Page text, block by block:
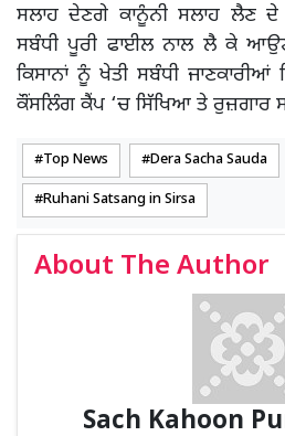
ਸਲਾਹ ਦੇਣਗੇ ਕਾਨੂੰਨੀ ਸਲਾਹ ਲੈਣ
ਸਬੰਧੀ ਪੂਰੀ ਫਾਈਲ ਨਾਲ ਲੈ ਕੇ
ਕਿਸਾਨਾਂ ਨੂੰ ਖੇਤੀ ਸਬੰਧੀ
ਕੌਂਸਲਿੰਗ ਕੈਂਪ ‘ਚ ਸਿੱਖਿਆ ਤੇ ਰੁਜ਼ਗਾਰ
Top News Dera Sacha Sauda
Ruhani Satsang in Sirsa
About The Author
Sach Kahoon